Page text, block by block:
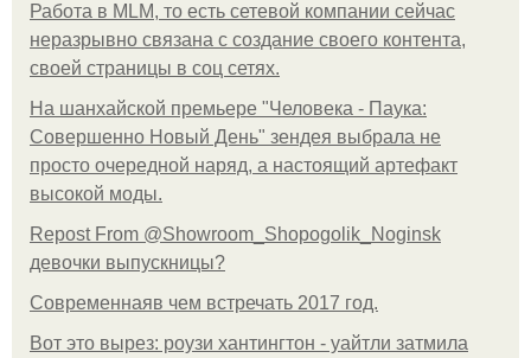
Работа в MLM, то есть сетевой компании сейчас
неразрывно связана с создание своего контента,
своей страницы в соц сетях.
На шанхайской премьере "Человека - Паука:
Совершенно Новый День" зендея выбрала не
просто очередной наряд, а настоящий артефакт
высокой моды.
Repost From @Showroom_Shopogolik_Noginsk
девочки выпускницы?
Современнаяв чем встречать 2017 год.
Вот это вырез: роузи хантингтон - уайтли затмила